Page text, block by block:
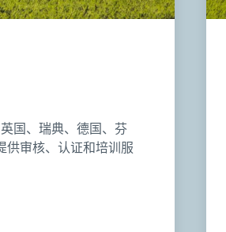
国、瑞典、德国、芬
供审核、认证和培训服